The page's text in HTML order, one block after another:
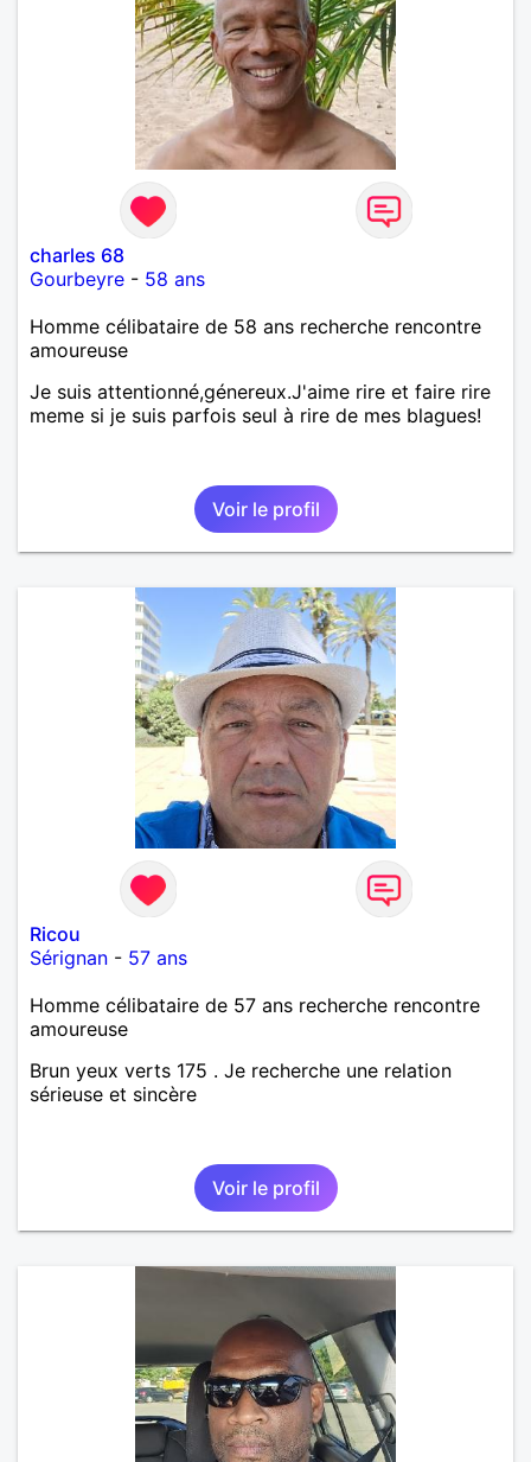
charles 68
Gourbeyre - 58 ans
Homme célibataire de 58 ans recherche rencontre
amoureuse
Je suis attentionné,génereux.J'aime rire et faire rire
meme si je suis parfois seul à rire de mes blagues!
Voir le profil
Ricou
Sérignan - 57 ans
Homme célibataire de 57 ans recherche rencontre
amoureuse
Brun yeux verts 175 . Je recherche une relation
sérieuse et sincère
Voir le profil